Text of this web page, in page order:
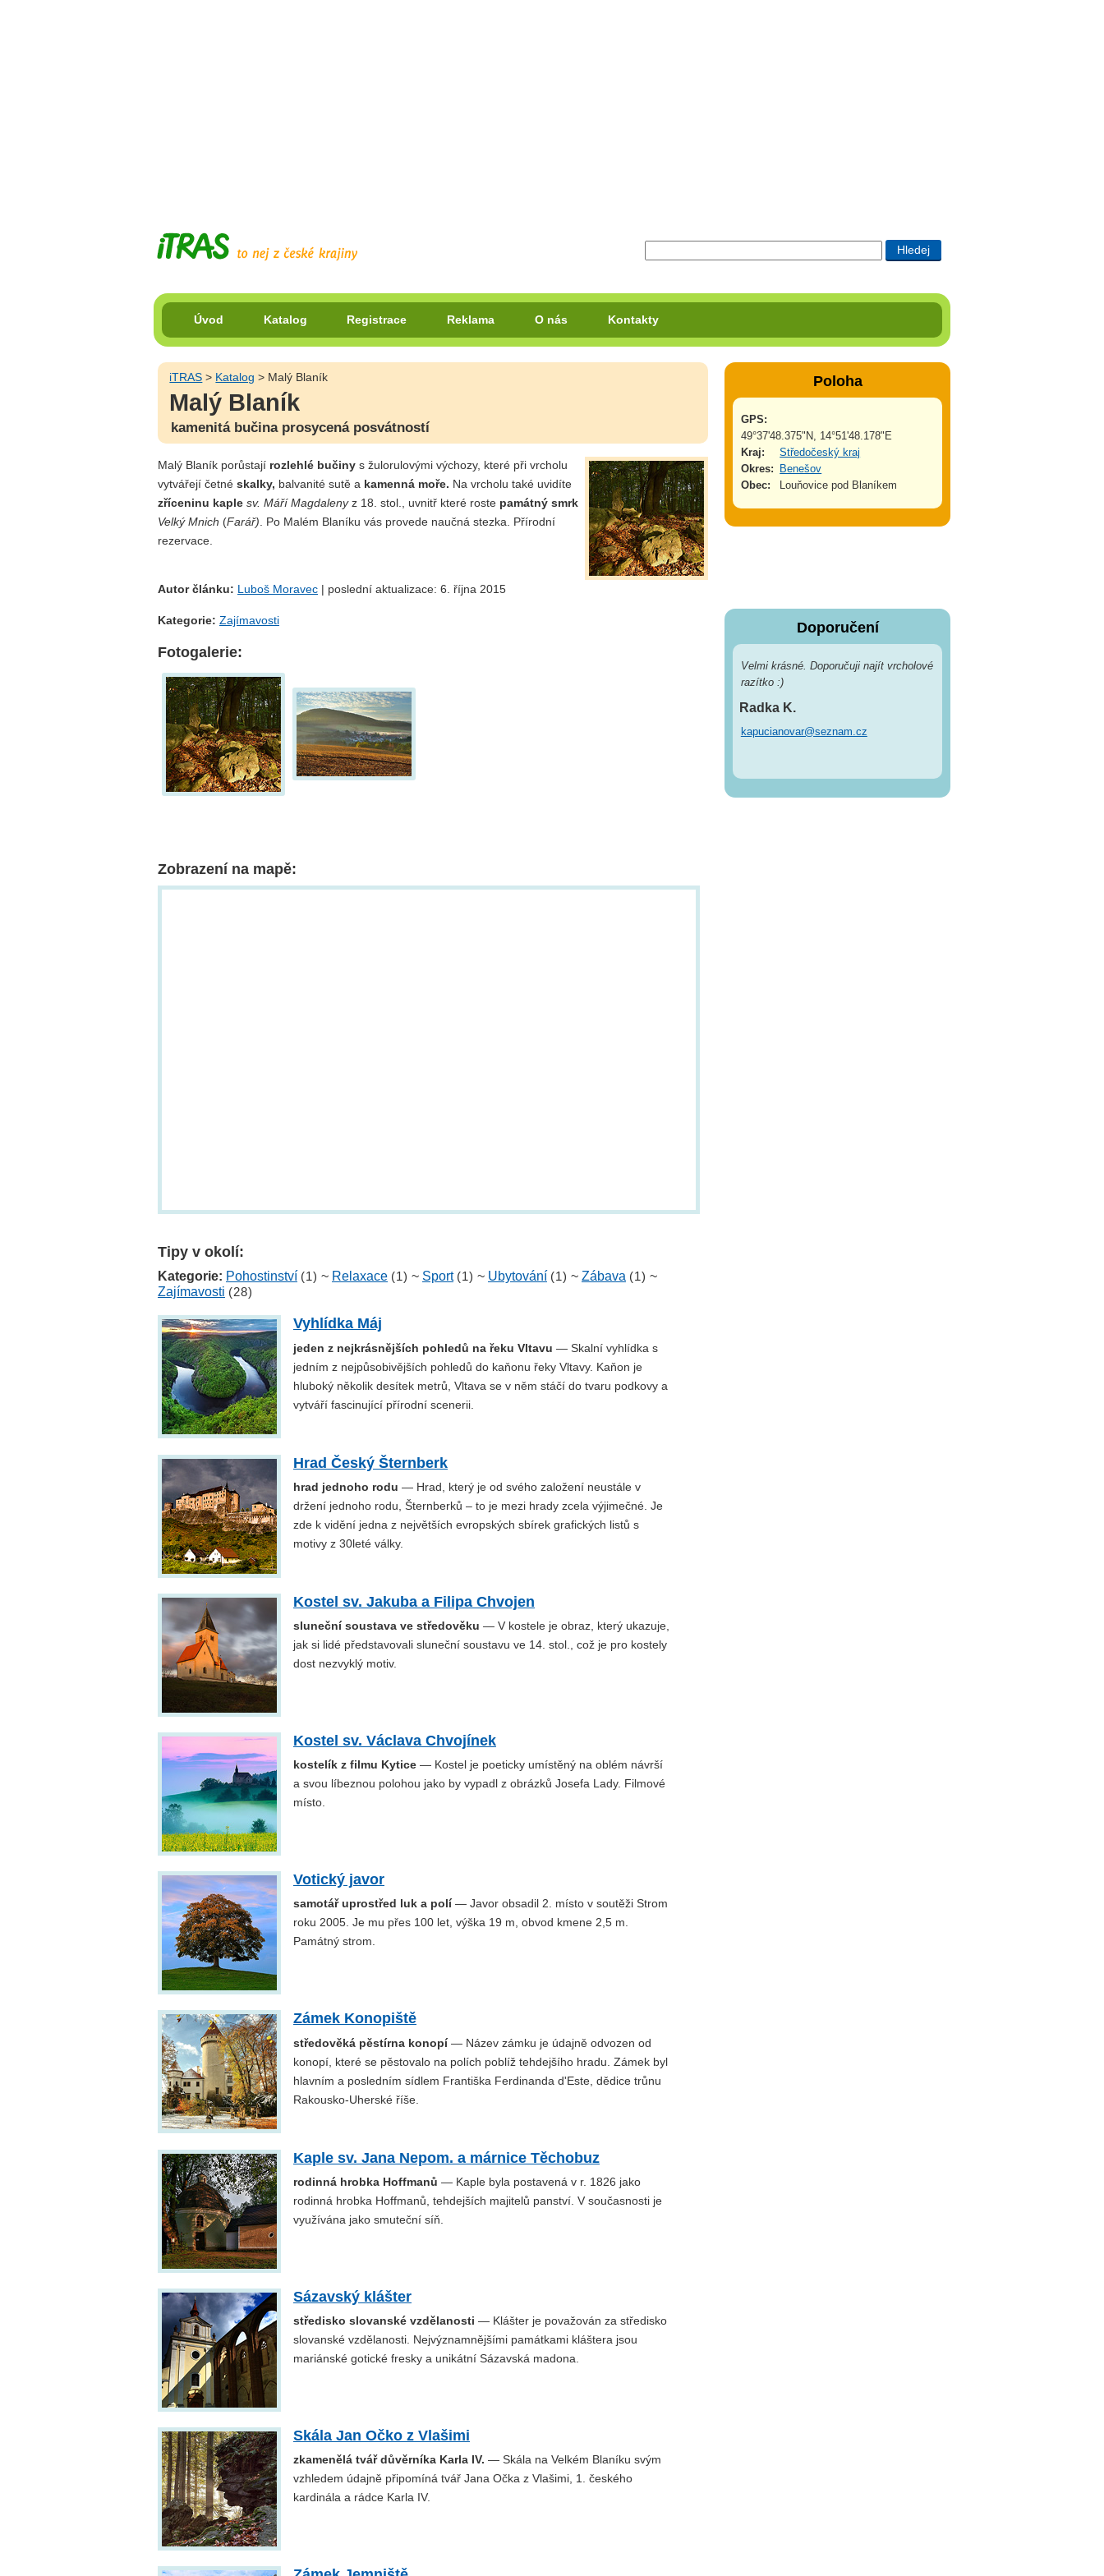
Úvod Katalog Registrace Reklama O nás Kontakty
iTRAS > Katalog > Malý Blaník
Malý Blaník
kamenitá bučina prosycená posvátností
Malý Blaník porůstají rozlehlé bučiny s žulorulovými výchozy, které při vrcholu
vytvářejí četné skalky, balvanité sutě a kamenná moře. Na vrcholu také uvidíte
zříceninu kaple sv. Máří Magdalenyz 18. stol., uvnitř které roste památný smrk
Velký Mnich (Farář) . Po Malém Blaníku vás provede naučná stezka. Přírodní
rezervace.
Autor článku: Luboš Moravec | poslední aktualizace: 6. října 2015
Kategorie: Zajímavosti
Fotogalerie:
Zobrazení na mapě:
Tipy v okolí:
Kategorie: Pohostinství (1) ~ Relaxace (1) ~ Sport (1) ~ Ubytování (1) ~ Zábava (1) ~
Zajímavosti (28)
Vyhlídka Máj
jeden z nejkrásnějších pohledů na řeku Vltavu — Skalní vyhlídka s
jedním z nejpůsobivějších pohledů do kaňonu řeky Vltavy. Kaňon je
hluboký několik desítek metrů, Vltava se v něm stáčí do tvaru podkovy a
vytváří fascinující přírodní scenerii.
Hrad Český Šternberk
hrad jednoho rodu — Hrad, který je od svého založení neustále v
držení jednoho rodu, Šternberků – to je mezi hrady zcela výjimečné. Je
zde k vidění jedna z největších evropských sbírek grafických listů s
motivy z 30leté války.
Kostel sv. Jakuba a Filipa Chvojen
sluneční soustava ve středověku — V kostele je obraz, který ukazuje,
jak si lidé představovali sluneční soustavu ve 14. stol., což je pro kostely
dost nezvyklý motiv.
Kostel sv. Václava Chvojínek
kostelík z filmu Kytice — Kostel je poeticky umístěný na oblém návrší
a svou líbeznou polohou jako by vypadl z obrázků Josefa Lady. Filmové
místo.
Votický javor
samotář uprostřed luk a polí— Javor obsadil 2. místo v soutěži Strom
roku 2005. Je mu přes 100 let, výška 19 m, obvod kmene 2,5 m.
Památný strom.
Zámek Konopiště
středověká pěstírna konopí— Název zámku je údajně odvozen od
konopí, které se pěstovalo na polích poblíž tehdejšího hradu. Zámek byl
hlavním a posledním sídlem Františka Ferdinanda d'Este, dědice trůnu
Rakousko-Uherské říše.
Kaple sv. Jana Nepom. a márnice Těchobuz
rodinná hrobka Hoffmanů — Kaple byla postavená v r. 1826 jako
rodinná hrobka Hoffmanů, tehdejších majitelů panství. V současnosti je
využívána jako smuteční síň.
Sázavský klášter
středisko slovanské vzdělanosti — Klášter je považován za středisko
slovanské vzdělanosti. Nejvýznamnějšími památkami kláštera jsou
mariánské gotické fresky a unikátní Sázavská madona.
Skála Jan Očko z Vlašimi
zkamenělá tvář důvěrníka Karla IV. — Skála na Velkém Blaníku svým
vzhledem údajně připomíná tvář Jana Očka z Vlašimi, 1. českého
kardinála a rádce Karla IV.
Poloha
GPS:
49°37'48.375"N, 14°51'48.178"E
Kraj:
Středočeský kraj
Okres:
Benešov
Obec:
Louňovice pod Blaníkem
Doporučení
Velmi krásné. Doporučuji najít vrcholové
razítko :)
Radka K.
kapucianovar@seznam.cz